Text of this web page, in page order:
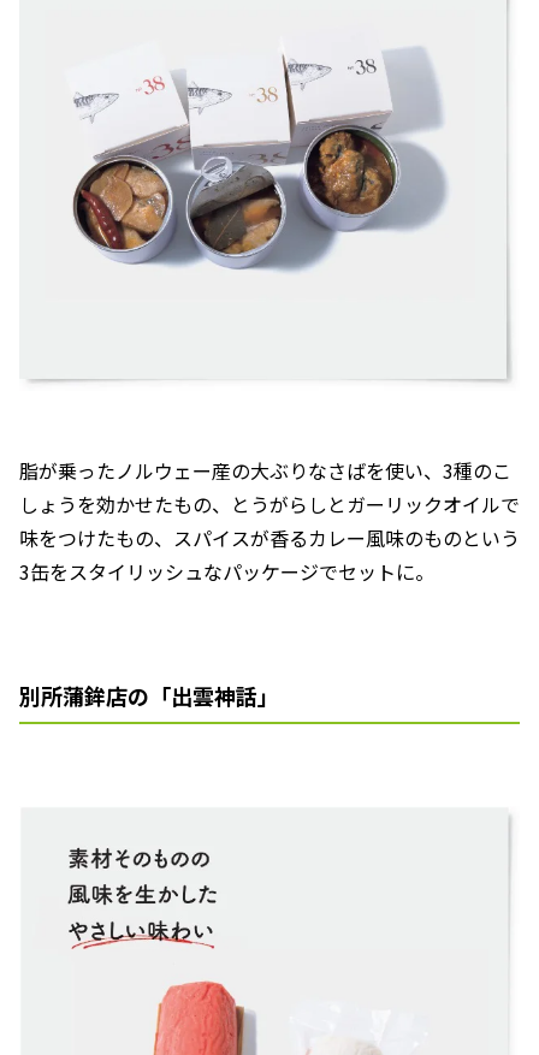
脂が乗ったノルウェー産の大ぶりなさばを使い、3種のこ
しょうを効かせたもの、とうがらしとガーリックオイルで
味をつけたもの、スパイスが香るカレー風味のものという
3缶をスタイリッシュなパッケージでセットに。
別所蒲鉾店の「出雲神話」